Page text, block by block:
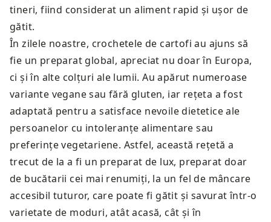
tineri, fiind considerat un aliment rapid și ușor de
gătit.
În zilele noastre, crochetele de cartofi au ajuns să
fie un preparat global, apreciat nu doar în Europa,
ci și în alte colțuri ale lumii. Au apărut numeroase
variante vegane sau fără gluten, iar rețeta a fost
adaptată pentru a satisface nevoile dietetice ale
persoanelor cu intoleranțe alimentare sau
preferințe vegetariene. Astfel, această rețetă a
trecut de la a fi un preparat de lux, preparat doar
de bucătarii cei mai renumiți, la un fel de mâncare
accesibil tuturor, care poate fi gătit și savurat într-o
varietate de moduri, atât acasă, cât și în